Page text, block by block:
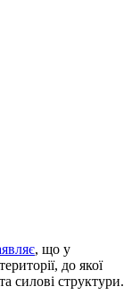
, що у
до якої
силові структури.